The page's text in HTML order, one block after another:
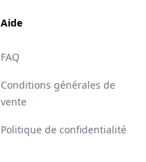
Aide
FAQ
Conditions générales de
vente
Politique de confidentialité